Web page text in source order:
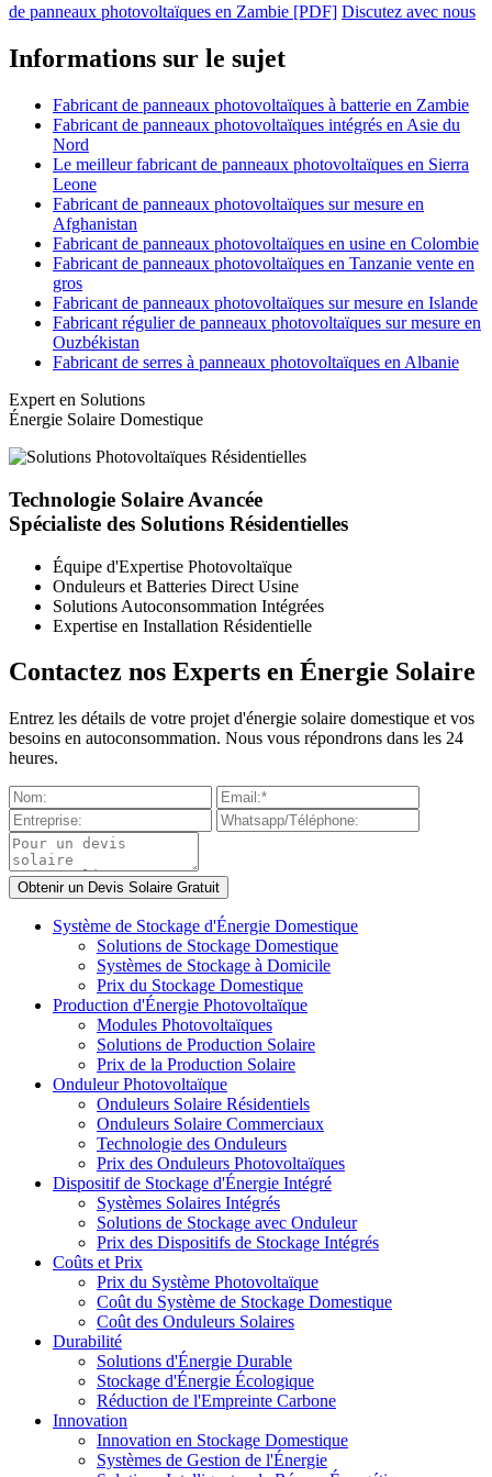
de panneaux photovoltaïques en Zambie [PDF] Discutez avec nous
Informations sur le sujet
Fabricant de panneaux photovoltaïques à batterie en Zambie
Fabricant de panneaux photovoltaïques intégrés en Asie du
Nord
Le meilleur fabricant de panneaux photovoltaïques en Sierra
Leone
Fabricant de panneaux photovoltaïques sur mesure en
Afghanistan
Fabricant de panneaux photovoltaïques en usine en Colombie
Fabricant de panneaux photovoltaïques en Tanzanie vente en
gros
Fabricant de panneaux photovoltaïques sur mesure en Islande
Fabricant régulier de panneaux photovoltaïques sur mesure en
Ouzbékistan
Fabricant de serres à panneaux photovoltaïques en Albanie
Expert en Solutions
Énergie Solaire Domestique
Technologie Solaire Avancée
Spécialiste des Solutions Résidentielles
Équipe d'Expertise Photovoltaïque
Onduleurs et Batteries Direct Usine
Solutions Autoconsommation Intégrées
Expertise en Installation Résidentielle
Contactez nos Experts en Énergie Solaire
Entrez les détails de votre projet d'énergie solaire domestique et vos
besoins en autoconsommation. Nous vous répondrons dans les 24
heures.
Système de Stockage d'Énergie Domestique
Solutions de Stockage Domestique
Systèmes de Stockage à Domicile
Prix du Stockage Domestique
Production d'Énergie Photovoltaïque
Modules Photovoltaïques
Solutions de Production Solaire
Prix de la Production Solaire
Onduleur Photovoltaïque
Onduleurs Solaire Résidentiels
Onduleurs Solaire Commerciaux
Technologie des Onduleurs
Prix des Onduleurs Photovoltaïques
Dispositif de Stockage d'Énergie Intégré
Systèmes Solaires Intégrés
Solutions de Stockage avec Onduleur
Prix des Dispositifs de Stockage Intégrés
Coûts et Prix
Prix du Système Photovoltaïque
Coût du Système de Stockage Domestique
Coût des Onduleurs Solaires
Durabilité
Solutions d'Énergie Durable
Stockage d'Énergie Écologique
Réduction de l'Empreinte Carbone
Innovation
Innovation en Stockage Domestique
Systèmes de Gestion de l'Énergie